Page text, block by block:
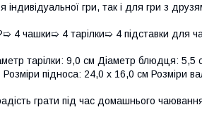
індивідуальної гри, так і для гри з
4 чашки➯ 4 тарілки➯ 4 підставки для
тарілки: 9,0 см Діаметр блюдця:
підноса: 24,0 х 16,0 см Розміри
грати під час домашнього